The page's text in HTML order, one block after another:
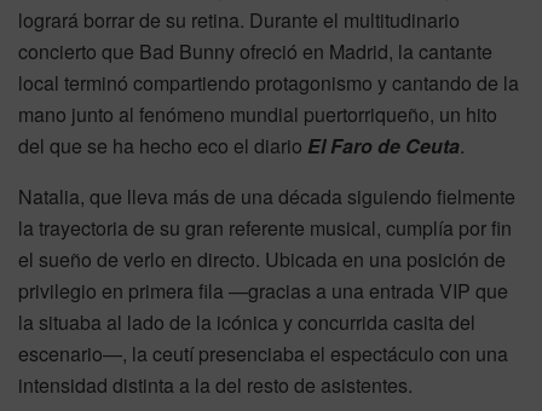
logrará borrar de su retina. Durante el multitudinario
concierto que Bad Bunny ofreció en Madrid, la cantante
local terminó compartiendo protagonismo y cantando de la
mano junto al fenómeno mundial puertorriqueño, un hito
del que se ha hecho eco el diario El Faro de Ceuta.
Natalia, que lleva más de una década siguiendo fielmente
la trayectoria de su gran referente musical, cumplía por fin
el sueño de verlo en directo. Ubicada en una posición de
privilegio en primera fila —gracias a una entrada VIP que
la situaba al lado de la icónica y concurrida casita del
escenario—, la ceutí presenciaba el espectáculo con una
intensidad distinta a la del resto de asistentes.